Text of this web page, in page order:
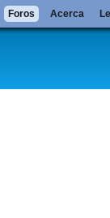
Foros Acerca